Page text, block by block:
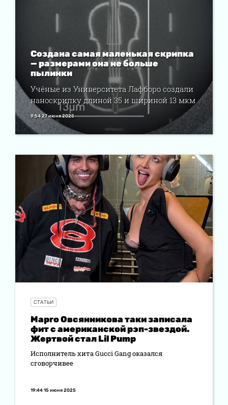
Создана самая маленькая скрипка
— размерами она не больше
пылинки
Учёные из Университета Лафборо создали
наноскрипку длиной 35 и шириной 13 мкм
9:54 27 июня 2025
СТАТЬИ
Марго Овсянникова таки записала
фит с американской рэп-звездой.
Жертвой стал Lil Pump
Исполнитель хита Gucci Gang оказался
сговорчивее
19:44 15 июня 2025